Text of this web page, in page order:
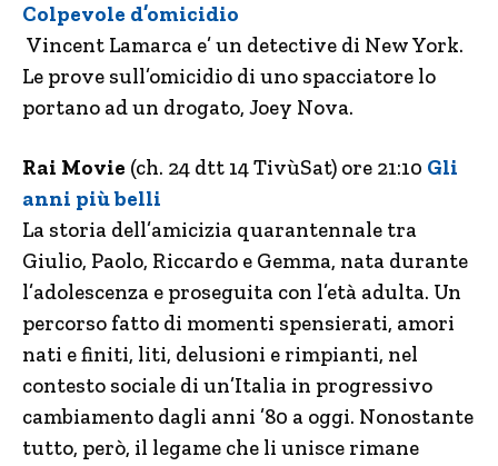
Colpevole d’omicidio
Vincent Lamarca e’ un detective di New York.
Le prove sull’omicidio di uno spacciatore lo
portano ad un drogato, Joey Nova.
Rai Movie (ch. 24 dtt 14 TivùSat) ore 21:10 Gli
anni più belli
La storia dell’amicizia quarantennale tra
Giulio, Paolo, Riccardo e Gemma, nata durante
l’adolescenza e proseguita con l’età adulta. Un
percorso fatto di momenti spensierati, amori
nati e finiti, liti, delusioni e rimpianti, nel
contesto sociale di un’Italia in progressivo
cambiamento dagli anni ’80 a oggi. Nonostante
tutto, però, il legame che li unisce rimane